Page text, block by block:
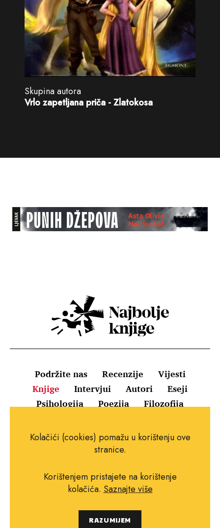
Skupina autora
Vrlo zapetljana priča - Zlatokosa
Podržite nas Recenzije
Vijesti
Knjige
Intervjui Autori
Eseji
Psihologija
Poezija Filozofija
Uvjeti korištenja
Pravila o kolačićima
Impressum
Copyright © 2010.-2021. najboljeknjige.com.
Kolačići (cookies) pomažu u korištenju ove
stranice.
Korištenjem pristajete na korištenje
kolačića. Saznajte više
RAZUMIJEM